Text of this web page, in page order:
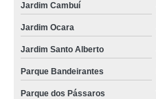
Jardim Cambuí
Jardim Ocara
Jardim Santo Alberto
Parque Bandeirantes
Parque dos Pássaros